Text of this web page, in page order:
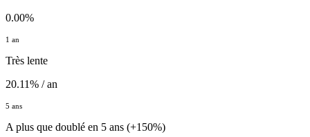
0.00%
1 an
Très lente
20.11% / an
5 ans
A plus que doublé en 5 ans (+150%)